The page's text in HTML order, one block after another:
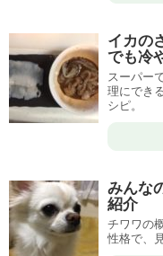
イカの
でも冷
スーパー
理にでき
シピ。
みんな
紹介
チワワの
性格で、